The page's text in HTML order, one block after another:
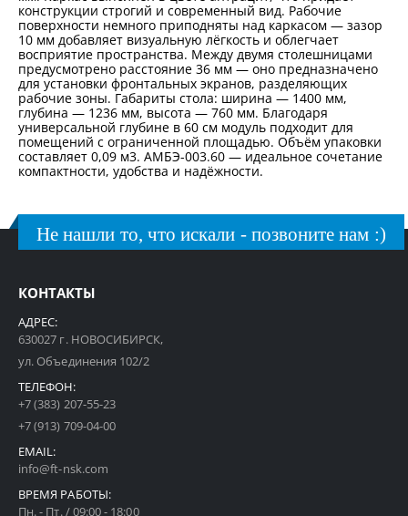
конструкции строгий и современный вид. Рабочие
поверхности немного приподняты над каркасом — зазор
10 мм добавляет визуальную лёгкость и облегчает
восприятие пространства. Между двумя столешницами
предусмотрено расстояние 36 мм — оно предназначено
для установки фронтальных экранов, разделяющих
рабочие зоны. Габариты стола: ширина — 1400 мм,
глубина — 1236 мм, высота — 760 мм. Благодаря
универсальной глубине в 60 см модуль подходит для
помещений с ограниченной площадью. Объём упаковки
составляет 0,09 м3. АМБЭ-003.60 — идеальное сочетание
компактности, удобства и надёжности.
Не нашли то, что искали - позвоните нам :)
КОНТАКТЫ
АДРЕС:
630027 г. НОВОСИБИРСК,
ул. Объединения 102/2
ТЕЛЕФОН:
+7 (383) 207-55-23
+7 (913) 709-04-00
EMAIL:
info@ft-nsk.com
ВРЕМЯ РАБОТЫ:
Пн. - Пт. / 09:00 - 18:00